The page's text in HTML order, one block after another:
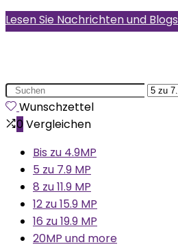
Lesen Sie Nachrichten und Blogs
Search
for:Wunschzettel
0 Vergleichen
Bis zu 4.9MP
5 zu 7.9 MP
8 zu 11.9 MP
12 zu 15.9 MP
16 zu 19.9 MP
20MP und more